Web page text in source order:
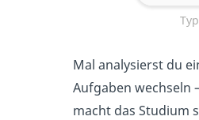
Mal analysierst du
Aufgaben wechseln
macht das Studium